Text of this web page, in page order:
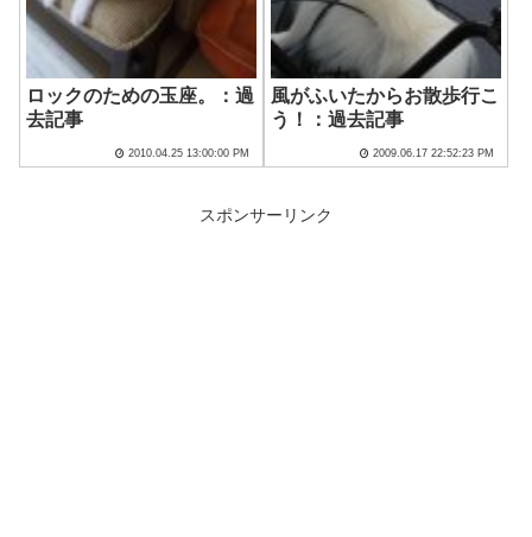
ロックのための玉座。：過
去記事
2010.04.25 13:00:00 PM
風がふいたからお散歩行こ
う！：過去記事
2009.06.17 22:52:23 PM
スポンサーリンク